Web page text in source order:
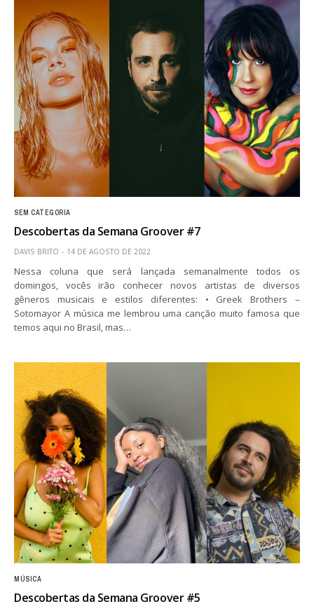
SEM CATEGORIA
Descobertas da Semana Groover #7
DAVIS BRITO 14 DE AGOSTO DE 2022
Nessa coluna que será lançada semanalmente todos os
domingos, vocês irão conhecer novos artistas de diversos
gêneros musicais e estilos diferentes: • Greek Brothers –
Sotomayor A música me lembrou uma canção muito famosa que
temos aqui no Brasil, mas…
MÚSICA
Descobertas da Semana Groover #5